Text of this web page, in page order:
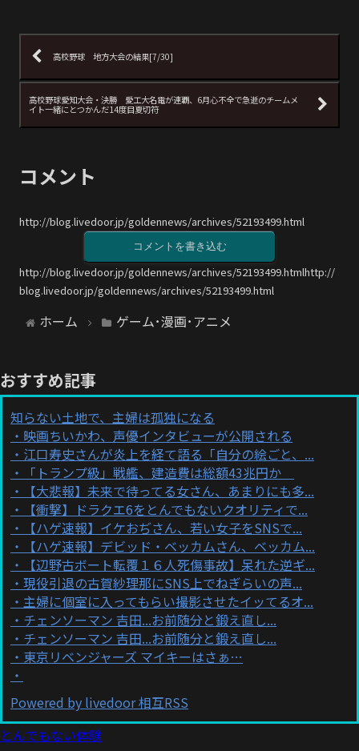
高校野球 地方大会の結果[7/30]
高校野球愛知大会・決勝 愛工大名電が連覇、6月心不全で急逝のチームメ
イト一緒にとつかんだ14度目夏切符
コメント
http://blog.livedoor.jp/goldennews/archives/52193499.html
コメントを書き込む
http://blog.livedoor.jp/goldennews/archives/52193499.htmlhttp://
blog.livedoor.jp/goldennews/archives/52193499.html
ホーム ゲーム･漫画･アニメ
おすすめ記事
知らない土地で、主婦は孤独になる
映画ちいかわ、声優インタビューが公開される
江口寿史さんが炎上を経て語る「自分の絵ごと、...
「トランプ級」戦艦、建造費は総額43兆円か
【大悲報】未来で待ってる女さん、あまりにも多...
【衝撃】ドラクエ6をとんでもないクオリティで...
【ハゲ速報】イケおぢさん、若い女子をSNSで...
【ハゲ速報】デビッド・ベッカムさん、ベッカム...
【辺野古ボート転覆１６人死傷事故】呆れた逆ギ...
現役引退の古賀紗理那にSNS上でねぎらいの声...
主婦に個室に入ってもらい撮影させたイッてるオ...
チェンソーマン 吉田...お前随分と鍛え直し...
チェンソーマン 吉田...お前随分と鍛え直し...
東京リベンジャーズ マイキーはさぁ…
Powered by livedoor 相互RSS
とんでもない体験